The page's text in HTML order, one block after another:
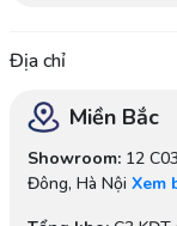
Địa chỉ
Miền Bắc
Showroom:12
Đông, Hà Nội Xem